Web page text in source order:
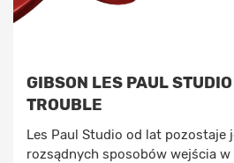
GIBSON LES PAUL
TROUBLE
Les Paul Studio od lat pozostaje
rozsądnych sposobów wejścia